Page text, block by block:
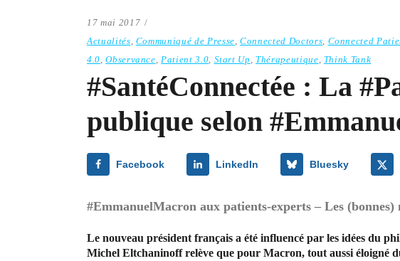
17 mai 2017
Actualités, Communiqué de Presse,Connected Doctors, Connected
4.0,Observance,Patient 3.0, Start Up , Thérapeutique, Think Tank
#SantéConnectée : La
publique selon
Facebook LinkedIn Bluesky
#EmmanuelMacron aux patients-experts – Les
Le nouveau président français a été influencé par les idées du
Michel Eltchaninoff relève que pour Macron, tout aussi éloigné